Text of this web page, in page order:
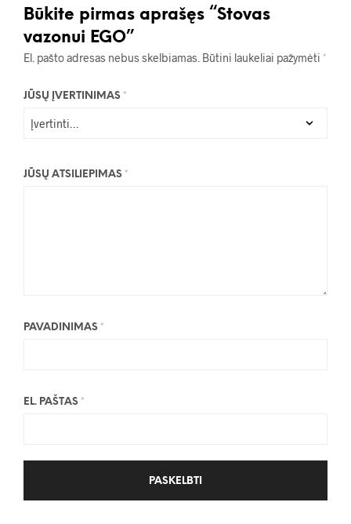
Būkite pirmas aprašęs “Stovas
vazonui EGO”
El. pašto adresas nebus skelbiamas. Būtini laukeliai pažymėti *
JŪSŲ ĮVERTINIMAS *
JŪSŲ ATSILIEPIMAS *
PAVADINIMAS *
EL. PAŠTAS *